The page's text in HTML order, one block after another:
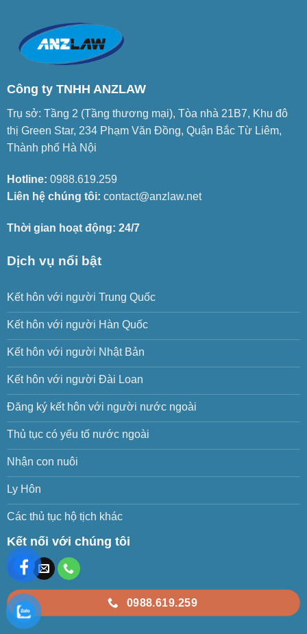
Công ty TNHH ANZLAW
Trụ sở: Tầng 2 (Tầng thương mại), Tòa nhà 21B7, Khu đô
thị Green Star, 234 Phạm Văn Đồng, Quận Bắc Từ Liêm,
Thành phố Hà Nội
Hotline: 0988.619.259
Liên hệ chúng tôi: contact@anzlaw.net
Thời gian hoạt động: 24/7
Dịch vụ nổi bật
Kết hôn với người Trung Quốc
Kết hôn với người Hàn Quốc
Kết hôn với người Nhật Bản
Kết hôn với người Đài Loan
Đăng ký kết hôn với người nước ngoài
Thủ tục có yếu tố nước ngoài
Nhận con nuôi
Ly Hôn
Các thủ tục hộ tịch khác
Kết nối với chúng tôi
0988.619.259